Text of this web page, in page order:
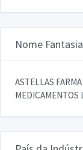
Nome Fantasia
ASTELLAS
MEDICAMENTOS